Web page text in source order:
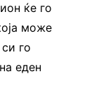
ќе го
може
го
еден